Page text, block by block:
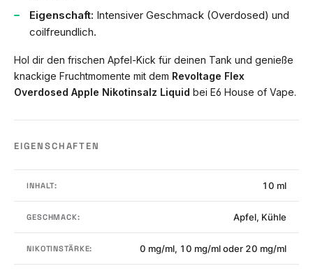
Eigenschaft: Intensiver Geschmack (Overdosed) und
coilfreundlich.
Hol dir den frischen Apfel-Kick für deinen Tank und genieße
knackige Fruchtmomente mit dem Revoltage Flex
Overdosed Apple Nikotinsalz Liquid bei E6 House of Vape.
EIGENSCHAFTEN
INHALT: 10 ml
GESCHMACK: Apfel, Kühle
NIKOTINSTÄRKE: 0 mg/ml, 10 mg/ml oder 20 mg/ml